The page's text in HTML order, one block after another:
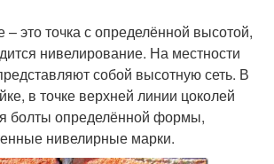
это точка с определённой высотой,
нивелирование. На местности
собой высотную сеть. В
в точке верхней линии цоколей
болты определённой формы,
нивелирные марки.